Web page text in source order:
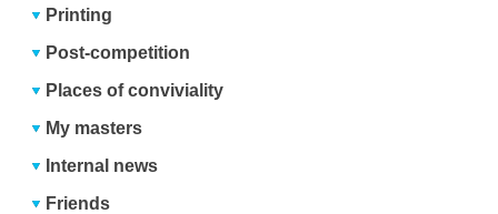
Printing
Post-competition
Places of conviviality
My masters
Internal news
Friends